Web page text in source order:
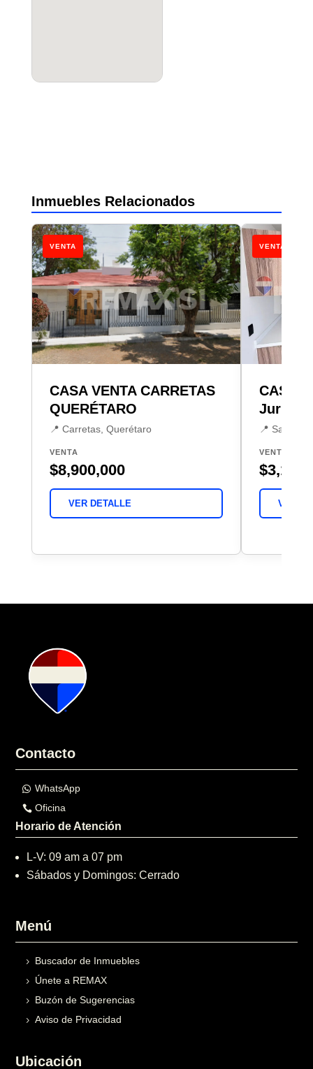
Inmuebles Relacionados
VENTA
CASA VENTA CARRETAS
QUERÉTARO
📍 Carretas, Querétaro
VENTA
$8,900,000
VER DETALLE
VENTA
CASA
📍 San
VENTA
VER
Contacto
WhatsApp
Oficina
Horario de Atención
L-V: 09 am a 07 pm
Sábados y Domingos: Cerrado
Menú
Buscador de Inmuebles
Únete a REMAX
Buzón de Sugerencias
Aviso de Privacidad
Ubicación